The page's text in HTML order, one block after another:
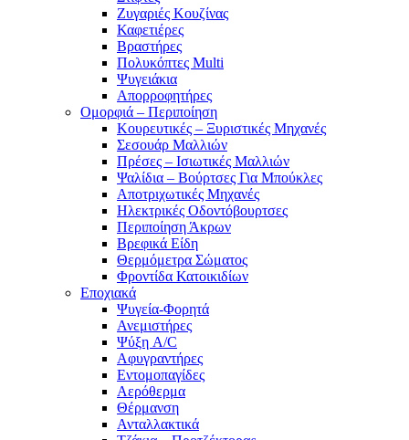
Ζυγαριές Κουζίνας
Καφετιέρες
Βραστήρες
Πολυκόπτες Multi
Ψυγειάκια
Απορροφητήρες
Ομορφιά – Περιποίηση
Κουρευτικές – Ξυριστικές Μηχανές
Σεσουάρ Μαλλιών
Πρέσες – Ισιωτικές Μαλλιών
Ψαλίδια – Βούρτσες Για Μπούκλες
Αποτριχωτικές Μηχανές
Ηλεκτρικές Οδοντόβουρτσες
Περιποίηση Άκρων
Βρεφικά Είδη
Θερμόμετρα Σώματος
Φροντίδα Κατοικιδίων
Εποχιακά
Ψυγεία-Φορητά
Ανεμιστήρες
Ψύξη A/C
Αφυγραντήρες
Εντομοπαγίδες
Αερόθερμα
Θέρμανση
Ανταλλακτικά